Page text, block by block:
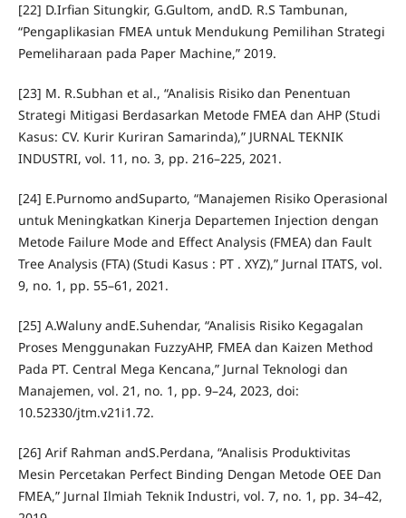
[22] D.Irfian Situngkir, G.Gultom, andD. R.S Tambunan,
“Pengaplikasian FMEA untuk Mendukung Pemilihan Strategi
Pemeliharaan pada Paper Machine,” 2019.
[23] M. R.Subhan et al., “Analisis Risiko dan Penentuan
Strategi Mitigasi Berdasarkan Metode FMEA dan AHP (Studi
Kasus: CV. Kurir Kuriran Samarinda),” JURNAL TEKNIK
INDUSTRI, vol. 11, no. 3, pp. 216–225, 2021.
[24] E.Purnomo andSuparto, “Manajemen Risiko Operasional
untuk Meningkatkan Kinerja Departemen Injection dengan
Metode Failure Mode and Effect Analysis (FMEA) dan Fault
Tree Analysis (FTA) (Studi Kasus : PT . XYZ),” Jurnal ITATS, vol.
9, no. 1, pp. 55–61, 2021.
[25] A.Waluny andE.Suhendar, “Analisis Risiko Kegagalan
Proses Menggunakan FuzzyAHP, FMEA dan Kaizen Method
Pada PT. Central Mega Kencana,” Jurnal Teknologi dan
Manajemen, vol. 21, no. 1, pp. 9–24, 2023, doi:
10.52330/jtm.v21i1.72.
[26] Arif Rahman andS.Perdana, “Analisis Produktivitas
Mesin Percetakan Perfect Binding Dengan Metode OEE Dan
FMEA,” Jurnal Ilmiah Teknik Industri, vol. 7, no. 1, pp. 34–42,